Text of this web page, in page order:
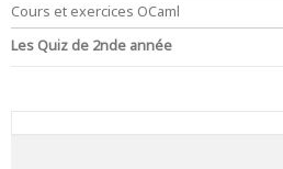
Cours et exercices OCaml
Les Quiz de 2nde année